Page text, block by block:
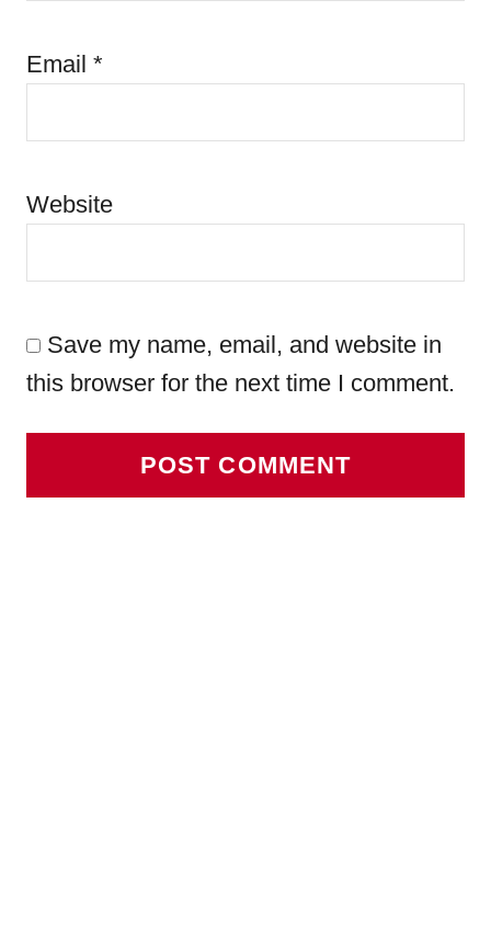
Email *
Website
Save my name, email, and website in
this browser for the next time I comment.